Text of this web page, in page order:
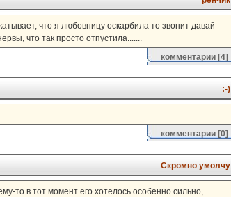
что я любовницу оскарбила то звонит давай
что так просто отпустила.......
комментарии[4]
:-)
комментарии[0]
Скромно умолчу
то в тот момент его хотелось особенно сильно,